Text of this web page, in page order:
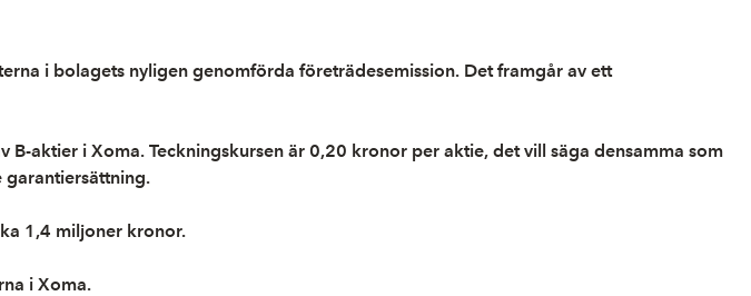
i bolagets nyligen genomförda företrädesemission. Det framgår av ett
aktier i Xoma. Teckningskursen är 0,20 kronor per aktie, det vill säga densamma som
garantiersättning.
1,4 miljoner kronor.
i Xoma.